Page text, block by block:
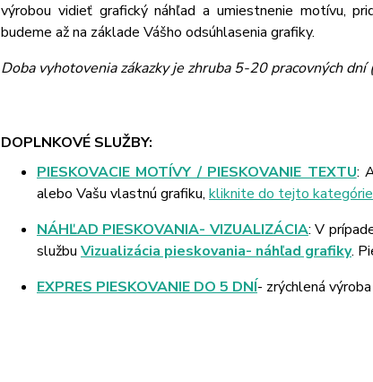
výrobou vidieť grafický náhľad a umiestnenie motívu,
budeme až na základe Vášho odsúhlasenia grafiky.
Doba vyhotovenia zákazky je zhruba 5-20 pracovných
DOPLNKOVÉ SLUŽBY:
PIESKOVACIE MOTÍVY / PIESKOVANIE TEXTU:
alebo Vašu vlastnú grafiku, kliknite do tejto kategórie
NÁHĽAD PIESKOVANIA- VIZUALIZÁCIA: V
službu Vizualizácia pieskovania- náhľad grafiky.
EXPRES PIESKOVANIE DO 5 DNÍ- zrýchlená